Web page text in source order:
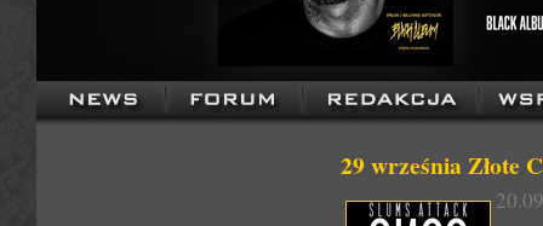
29 września Złote